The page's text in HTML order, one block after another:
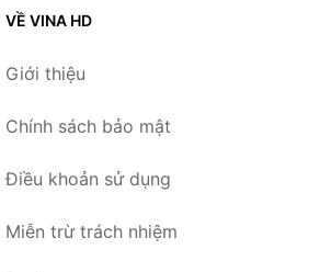
VỀ VINA HD
Giới thiệu
Chính sách bảo mật
Điều khoản sử dụng
Miễn trừ trách nhiệm